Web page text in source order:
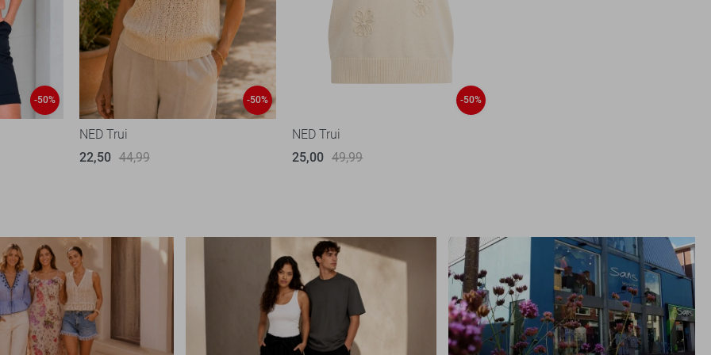
-50% -50%
NED Trui
22,50 44,99
-50%
NED Trui
25,00 49,99